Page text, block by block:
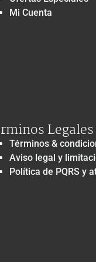
Mi Cuenta
Términos &
Aviso legal y
Política de PQRS y